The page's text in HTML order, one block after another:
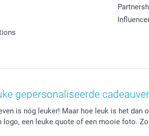
gepersonaliseerde
is nóg leuker! Maar hoe leuk is het
een leuke quote of een mooie foto.